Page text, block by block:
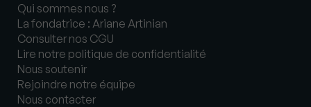
Qui sommes nous ?
La fondatrice : Ariane Artinian
Consulter nos CGU
Lire notre politique de confidentialité
Nous soutenir
Rejoindre notre équipe
Nous contacter